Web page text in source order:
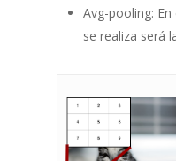
Avg-pooling:
se realiza será